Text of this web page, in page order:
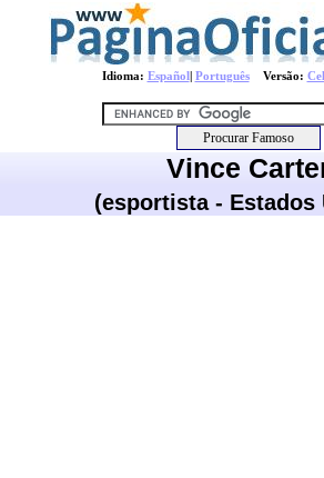
Idioma: Español| PortuguêsVersão:
Vince
(esportista - Estados